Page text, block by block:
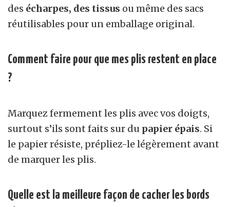
des écharpes, des tissus ou même des sacs
réutilisables pour un emballage original.
Comment faire pour que mes plis restent en place
?
Marquez fermement les plis avec vos doigts,
surtout s’ils sont faits sur du papier épais. Si
le papier résiste, prépliez-le légèrement avant
de marquer les plis.
Quelle est la meilleure façon de cacher les bords